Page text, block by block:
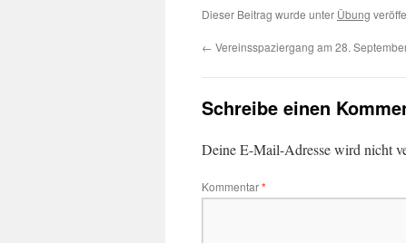
Dieser Beitrag wurde unter Übung
← Vereinsspaziergang am 28.
Schreibe einen
Deine E-Mail-Adresse wird nicht
Kommentar*